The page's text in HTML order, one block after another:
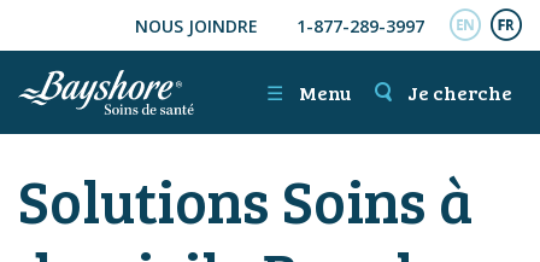
ALLER AU CONTENU PRINCIPAL
NOUS JOINDRE 1-877-289-3997
☰ Menu Je cherche
Solutions Soins à